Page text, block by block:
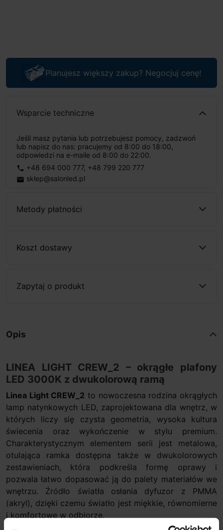
Planujesz większy zakup? Negocjuj cenę!
Wsparcie techniczne
Jeśli masz pytania lub potrzebujesz pomocy, zadzwoń
lub napisz do nas: pracujemy od 8:00 do 18:00,
odpowiedzi na e-maile od 8:00 do 22:00.
phone +48 694 000 777, +48 799 220 777
email sklep@salonled.pl
Metody płatności
Koszt dostawy
Zapytaj o produkt
Opis
LINEA LIGHT CREW_2 – okrągłe plafony
LED 3000K z dwukolorową ramą
Linea Light CREW_2 to nowoczesna rodzina okrągłych
lamp natynkowych LED, zaprojektowana dla wnętrz, w
których liczy się czysta geometria, wysoka kultura
świecenia oraz wykończenie w stylu premium.
Charakterystycznym elementem serii jest metalowa,
otulająca ramka dostępna także w dwukolorowych
zestawieniach, która podkreśla formę oprawy i
pozwala łatwo dopasować ją do palety materiałów we
wnętrzu. Źródło światła osłania dyfuzor z PMMA
(akryl), dzięki czemu światło jest miękkie, równomierne
i komfortowe w odbiorze.